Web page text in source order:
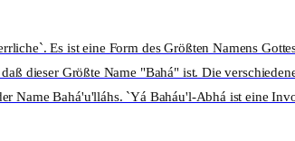
Es ist eine Form des Größten Namens
dieser Größte Name "Bahá" ist. Die
Name Bahá'u'lláhs. `Yá Baháu'l-Abhá ist eine